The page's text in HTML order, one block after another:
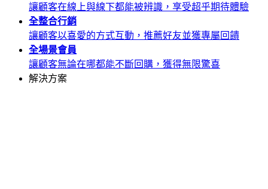
讓顧客在線上與線下都能被辨識，享受超乎期待體驗
全整合行銷
讓顧客以喜愛的方式互動，推薦好友並獲專屬回饋
全場景會員
讓顧客無論在哪都能不斷回購，獲得無限驚喜
解決方案